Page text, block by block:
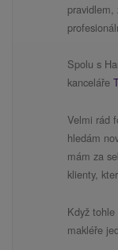
Spolu s
kanceláře
Velmi rád
hledám
mám za
klienty,
Když
makléře